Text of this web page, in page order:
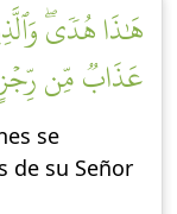
هَٰذَا هُدٗىۖ
عَذَابٞ مِّن رِّجۡزٍ
se
de su Señor